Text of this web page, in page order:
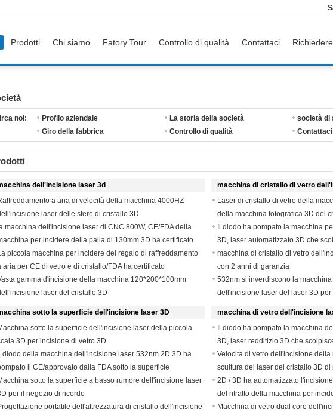
Prodotti Chi siamo Fatory Tour Controllo di qualità Contattaci
noi: Profilo aziendale La storia della società
società di
Giro della fabbrica
Controllo di qualità Contattaci
dell'incisione laser 3d
a aria di velocità della macchina 4000HZ
laser delle sfere di cristallo 3D
macchina dell'incisione laser di CNC 800W, CE/FDA della
per incidere della palla di 130mm 3D ha certificato
piccola macchina per incidere del regalo di raffreddamento
aria per CE di vetro e di cristallo/FDA ha certificato
gamma d'incisione della macchina 120*200*100mm
laser del cristallo 3D
macchina di cristallo di vetro
Laser di cristallo di vetro della
della macchina fotografica 3D del
Il diodo ha pompato la macchina
3D, laser automatizzato 3D che
macchina di cristallo di vetro
con 2 anni di garanzia
532nm si inverdiscono la
dell'incisione laser del laser 3D
sotto la superficie dell'incisione laser 3D
sotto la superficie dell'incisione laser della piccola
3D per incisione di vetro 3D
diodo della macchina dell'incisione laser 532nm 2D 3D ha
il CE/approvato dalla FDA sotto la superficie
sotto la superficie a basso rumore dell'incisione laser
per il negozio di ricordo
portatile dell'attrezzatura di cristallo dell'incisione
macchina di vetro dell'incisione
Il diodo ha pompato la macchina
3D, laser redditizio 3D che
Velocità di vetro dell'incisione
scultura del laser del cristallo 3D di
2D / 3D ha automatizzato
del ritratto della macchina per
Macchina di vetro dual core